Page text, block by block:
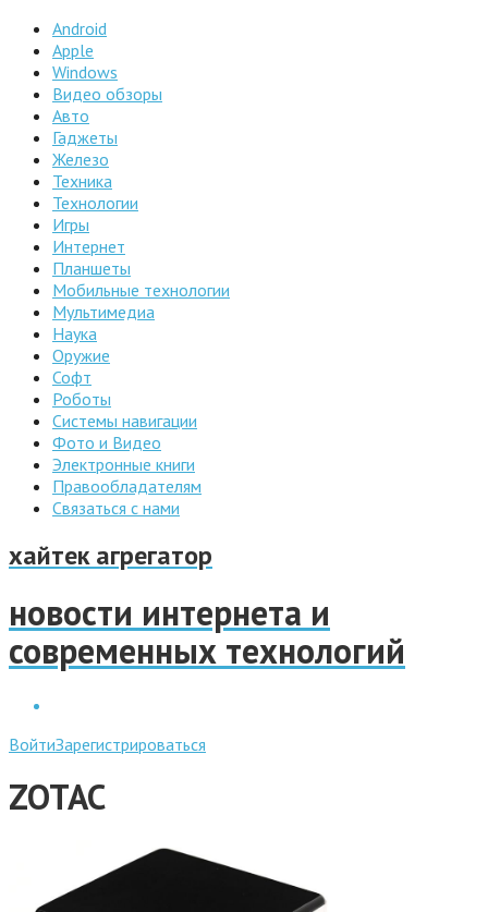
Android
Apple
Windows
Видео обзоры
Авто
Гаджеты
Железо
Техника
Технологии
Игры
Интернет
Планшеты
Мобильные технологии
Мультимедиа
Наука
Оружие
Софт
Роботы
Системы навигации
Фото и Видео
Электронные книги
Правообладателям
Связаться с нами
хайтек агрегатор
новости интернета и
современных технологий
ВойтиЗарегистрироваться
ZOTAC